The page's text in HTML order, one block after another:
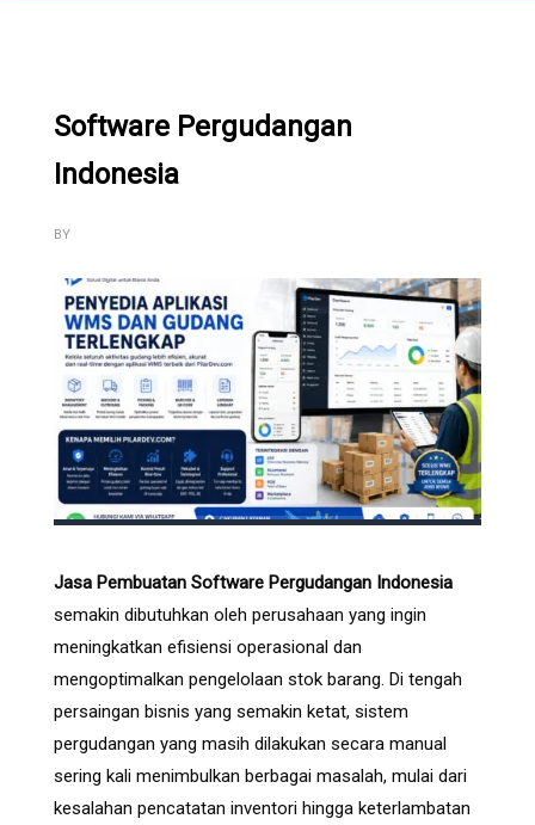
Software Pergudangan
Indonesia
BY
Jasa Pembuatan Software Pergudangan Indonesia
semakin dibutuhkan oleh perusahaan yang ingin
meningkatkan efisiensi operasional dan
mengoptimalkan pengelolaan stok barang. Di tengah
persaingan bisnis yang semakin ketat, sistem
pergudangan yang masih dilakukan secara manual
sering kali menimbulkan berbagai masalah, mulai dari
kesalahan pencatatan inventori hingga keterlambatan